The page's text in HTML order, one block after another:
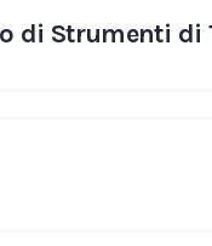
di Strumenti di